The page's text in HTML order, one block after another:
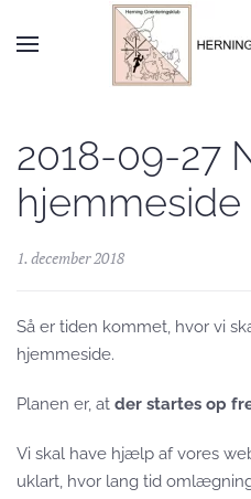
Skip to main content
2018-09-27
hjemmeside
1. december 2018
Så er tiden kommet, hvor vi
hjemmeside.
Planen er, at der startes op
Vi skal have hjælp af vores
uklart, hvor lang tid